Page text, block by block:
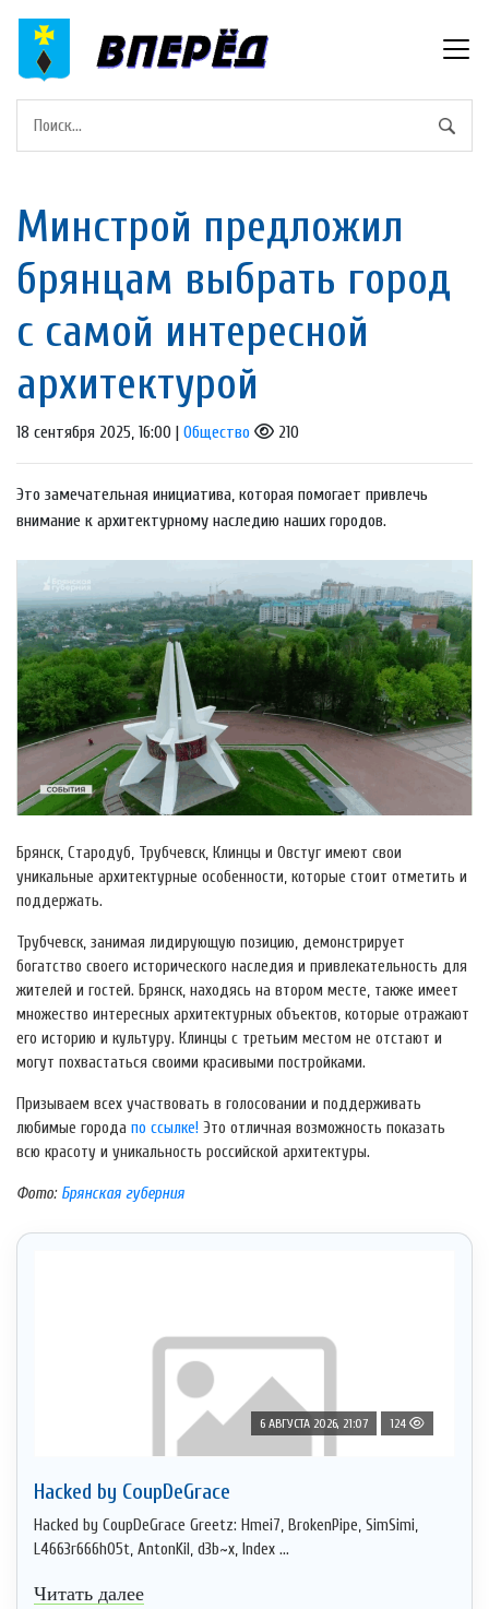
Минстрой предложил
брянцам выбрать город
с самой интересной
архитектурой
18 сентября 2025, 16:00 | Общество 210
Это замечательная инициатива, которая помогает привлечь
внимание к архитектурному наследию наших городов.
Брянск, Стародуб, Трубчевск, Клинцы и Овстуг имеют свои
уникальные архитектурные особенности, которые стоит отметить и
поддержать.
Трубчевск, занимая лидирующую позицию, демонстрирует
богатство своего исторического наследия и привлекательность для
жителей и гостей. Брянск, находясь на втором месте, также имеет
множество интересных архитектурных объектов, которые отражают
его историю и культуру. Клинцы с третьим местом не отстают и
могут похвастаться своими красивыми постройками.
Призываем всех участвовать в голосовании и поддерживать
любимые города по ссылке! Это отличная возможность показать
всю красоту и уникальность российской архитектуры.
Фото: Брянская губерния
6 АВГУСТА 2026, 21:07 124
Hacked by CoupDeGrace
Hacked by CoupDeGrace Greetz: Hmei7, BrokenPipe, SimSimi,
L4663r666h05t, AntonKil, d3b~x, Index ...
Читать далее